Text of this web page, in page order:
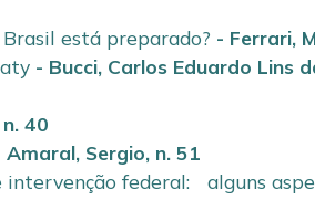
está preparado? - Ferrari,
- Bucci, Carlos Eduardo Lins
n. 40
Amaral, Sergio, n. 51
intervenção federal: alguns